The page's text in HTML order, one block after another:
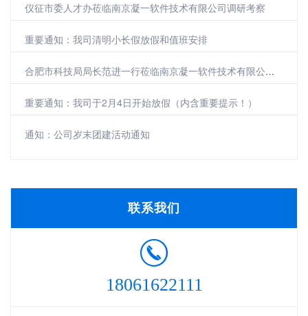
仪征市委人才办莅临南京凝一软件技术有限公司调研考察
重要通知：我司清明小长假放假和值班安排
合肥市科技局局长范进一行莅临南京凝一软件技术有限公司参观调研
重要通知：我司于2月4日开始放假（内含重要提示！）
通知：公司岁末团建活动通知
联系我们
18061622111